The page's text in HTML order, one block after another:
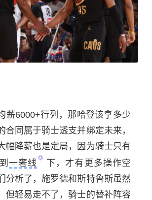
薪6000+行列，那哈登该拿多少
合同属于骑士透支并绑定未来，
幅降薪也是定局，因为骑士只有
一奢线
下，才有更多操作空
分析了，施罗德和斯特鲁斯虽然
但轻易走不了，骑士的替补阵容